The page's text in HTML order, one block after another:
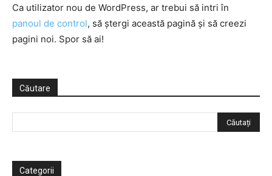
Ca utilizator nou de WordPress, ar trebui să intri în
panoul de control, să ștergi această pagină și să creezi
pagini noi. Spor să ai!
Căutare
Categorii